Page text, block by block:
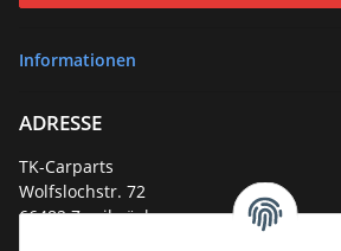
Informationen
ADRESSE
TK-Carparts
Wolfslochstr. 72
66482 Zweibrücken